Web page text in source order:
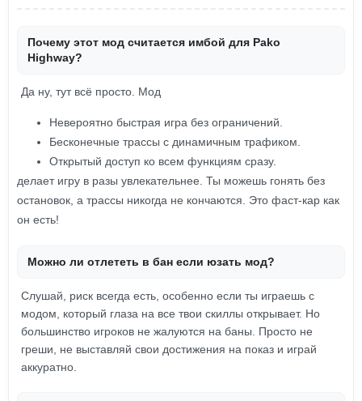
Почему этот мод считается имбой для Pako
Highway?
Да ну, тут всё просто. Мод
Невероятно быстрая игра без ограничений.
Бесконечные трассы с динамичным трафиком.
Открытый доступ ко всем функциям сразу.
делает игру в разы увлекательнее. Ты можешь гонять без
остановок, а трассы никогда не кончаются. Это фаст-кар как
он есть!
Можно ли отлететь в бан если юзать мод?
Слушай, риск всегда есть, особенно если ты играешь с
модом, который глаза на все твои скиллы открывает. Но
большинство игроков не жалуются на баны. Просто не
греши, не выставляй свои достижения на показ и играй
аккуратно.